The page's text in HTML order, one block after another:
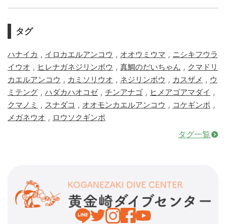
タグ
ハナイカ , イロカエルアンコウ , オオウミウマ , ニシキフウラ
イウオ , ヒレナガネジリンボウ , 真鯛のだいちゃん , クマドリ
カエルアンコウ , カミソリウオ , ネジリンボウ , カスザメ , ウ
ミテング , ハダカハオコゼ, チンアナゴ , ヒメアゴアマダイ ,
クマノミ , スナダコ , オオモンカエルアンコウ , コケギンポ ,
メガネウオ , ロウソクギンポ
タグ一覧